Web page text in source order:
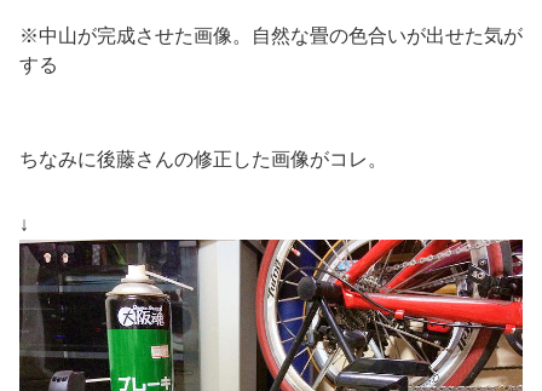
※中山が完成させた画像。自然な畳の色合いが出せた気が
する
ちなみに後藤さんの修正した画像がコレ。
↓